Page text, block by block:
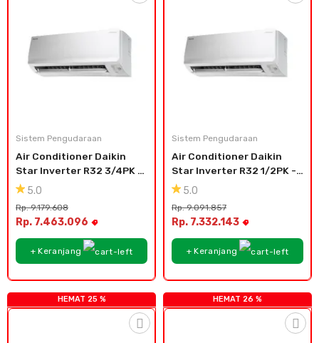
Sistem Pengudaraan
Air Conditioner Daikin
Star Inverter R32 3/4PK -
FTKC20TV
5.0
Rp. 9.179.608
Rp. 7.463.096
+ Keranjang
Sistem Pengudaraan
Air Conditioner Daikin
Star Inverter R32 1/2PK -
FTKC15TV
5.0
Rp. 9.091.857
Rp. 7.332.143
+ Keranjang
HEMAT 25 % HEMAT 26 %